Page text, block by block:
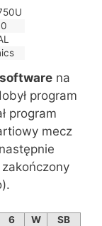
na
program
program
mecz
6 W
SB